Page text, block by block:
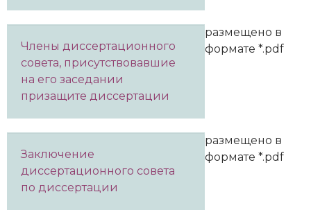
Члены диссертационного
совета, присутствовавшие
на его заседании
призащите диссертации
размещено в
формате *.pdf
Заключение
диссертационного совета
по диссертации
размещено в
формате *.pdf